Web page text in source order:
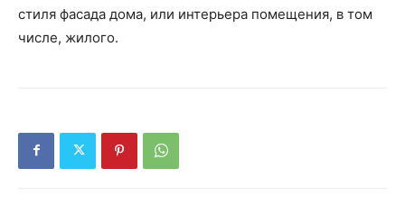
стиля фасада дома, или интерьера помещения, в том
числе, жилого.